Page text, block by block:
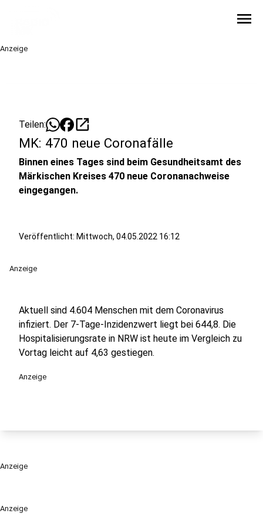
menu
Anzeige
Anzeige
Teilen: open_in_new
MK: 470 neue Coronafälle
Binnen eines Tages sind beim Gesundheitsamt des
Märkischen Kreises 470 neue Coronanachweise
eingegangen.
Veröffentlicht: Mittwoch, 04.05.2022 16:12
Anzeige
Aktuell sind 4.604 Menschen mit dem Coronavirus
infiziert. Der 7-Tage-Inzidenzwert liegt bei 644,8. Die
Hospitalisierungsrate in NRW ist heute im Vergleich zu
Vortag leicht auf 4,63 gestiegen.
Anzeige
Anzeige